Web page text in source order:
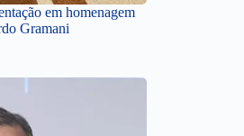
em homenagem
Gramani